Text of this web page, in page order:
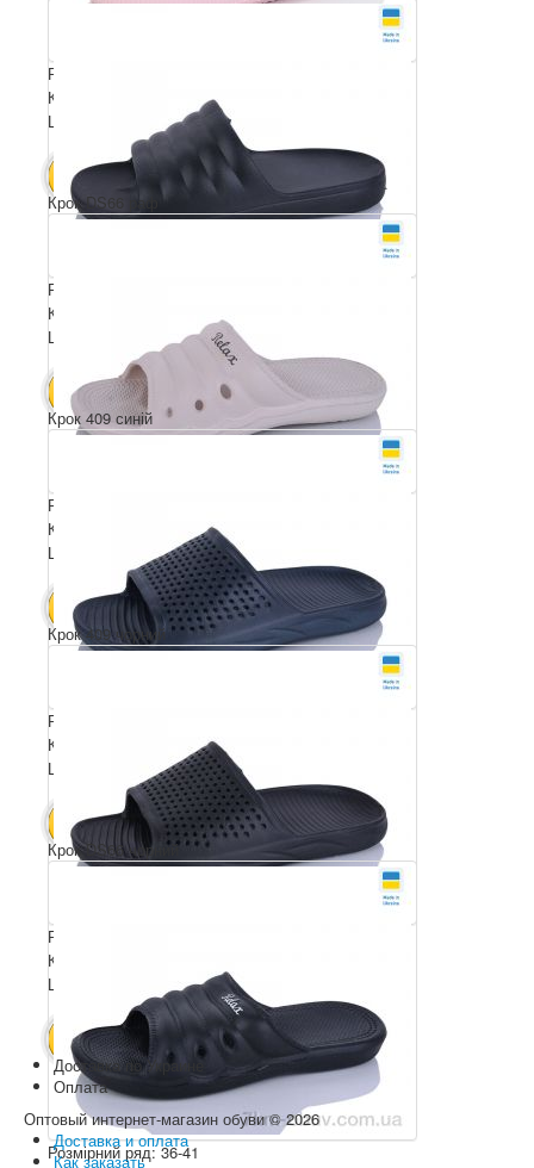
Розмірний ряд: 36-41
Комплектація ящика: 6
Ціна за пару: 105 грн.
В КОШИК 630 грн.
Розмірний ряд: 41-46
Комплектація ящика: 8
Ціна за пару: 80 грн.
В КОШИК 640 грн.
Крок DS66 раф
Розмірний ряд: 36-41
Комплектація ящика: 8
Ціна за пару: 80 грн.
В КОШИК 640 грн.
Крок 409 синій
Розмірний ряд: 41-46
Комплектація ящика: 8
Ціна за пару: 80 грн.
В КОШИК 640 грн.
Крок 409 чорний
Розмірний ряд: 41-46
Комплектація ящика: 8
Ціна за пару: 80 грн.
В КОШИК 640 грн.
Крок DS66 чорний
Розмірний ряд: 36-41
Доставка по Украине
Оплата
Оптовый интернет-магазин обуви © 2026
Доставка и оплата
Как заказать